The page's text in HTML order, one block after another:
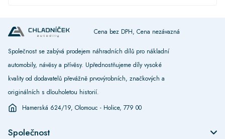
Cena bez DPH, Cena nezávazná
Společnost se zabývá prodejem náhradních dílů pro nákladní
automobily, návěsy a přívěsy. Upřednostňujeme díly vysoké
kvality od dodavatelů převážně prvovýrobních, značkových a
originálních s dlouholetou historií.
Hamerská 624/19, Olomouc - Holice, 779 00
Společnost